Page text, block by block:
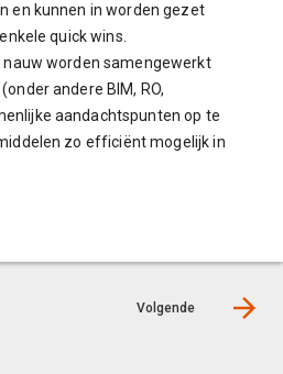
en kunnen in worden gezet
quick wins.
nauw worden samengewerkt
andere BIM, RO,
aandachtspunten op te
zo efficiënt mogelijk in
Volgende